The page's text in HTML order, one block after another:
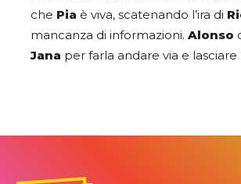
che Pia è viva, scatenando l’ira di
mancanza di informazioni. Alonso
Jana per farla andare via e lasciare